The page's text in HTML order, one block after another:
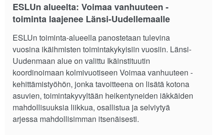
ESLUn alueelta: Voimaa vanhuuteen -
toiminta laajenee Länsi-Uudellemaalle
ESLUn toiminta-alueella panostetaan tulevina
vuosina ikäihmisten toimintakykyisiin vuosiin. Länsi-
Uudenmaan alue on valittu Ikäinstituutin
koordinoimaan kolmivuotiseen Voimaa vanhuuteen -
kehittämistyöhön, jonka tavoitteena on lisätä kotona
asuvien, toimintakyvyltään heikentyneiden iäkkäiden
mahdollisuuksia liikkua, osallistua ja selviytyä
arjessa mahdollisimman itsenäisesti.